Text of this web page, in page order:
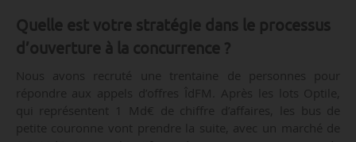
Quelle est votre stratégie dans le processus
d’ouverture à la concurrence ?
Nous avons recruté une trentaine de personnes pour
répondre aux appels d’offres ÎdFM. Après les lots Optile,
qui représentent 1 Md€ de chiffre d’affaires, les bus de
petite couronne vont prendre la suite, avec un marché de